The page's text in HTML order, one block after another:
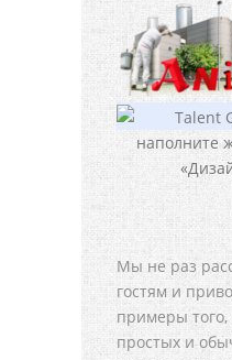
Мы не раз
гостям и
примеры
простых и